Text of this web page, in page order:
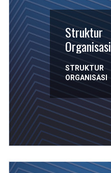
Struktur
Organisasi
STRUKTUR
ORGANISASI